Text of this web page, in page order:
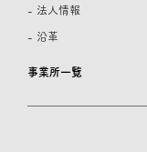
事業所一覧
- 法人情報
- 沿革